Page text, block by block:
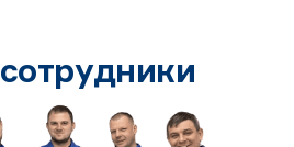
сотрудники